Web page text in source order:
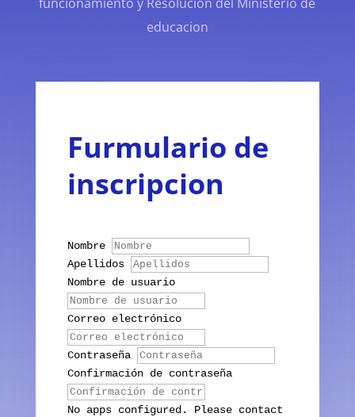
educacion
Furmulario de
inscripcion
Nombre
Apellidos
Nombre de usuario
Correo electrónico
Contraseña
Confirmación de contraseña
No apps configured. Please contact